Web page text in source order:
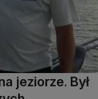
jeziorze. Był